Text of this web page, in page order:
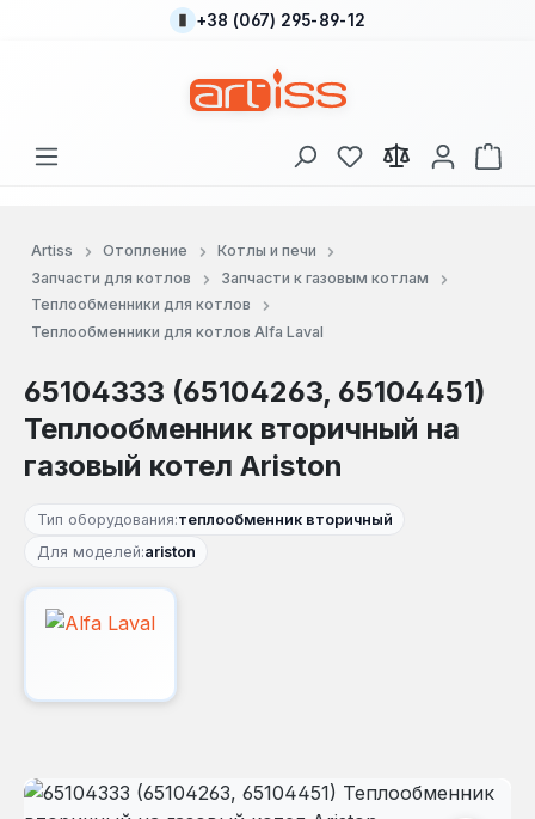
Перейти к основному содержанию
+38 (067) 295-89-12
У вас есть товары
В
Artiss Отопление
Котлы и печи
Запчасти для котлов
Запчасти к газовым котлам
Теплообменники для котлов
Теплообменники для котлов Alfa Laval
65104333 (65104263, 65104451)
Теплообменник вторичный на
газовый котел Ariston
Тип оборудования:теплообменник вторичный
Для моделей:ariston
Пропустить галерею изображений